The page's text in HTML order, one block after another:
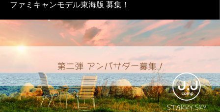
ファミキャンモデル東海版 募集！